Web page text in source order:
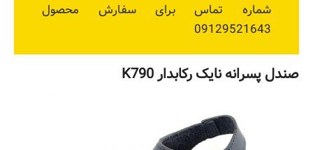
شماره تماس برای سفارش محصول
09129521643
صندل پسرانه نایک رکابدار K790